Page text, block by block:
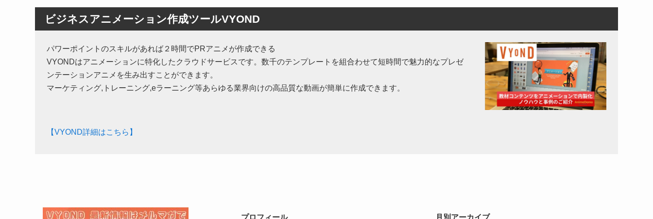
ビジネスアニメーション作成ツールVYOND
パワーポイントのスキルがあれば２時間でPRアニメが作成できる
VYONDはアニメーションに特化したクラウドサービスです。数千のテンプレートを組合わせて短時間で魅力的なプレゼ
ンテーションアニメを生み出すことができます。
マーケティング,トレーニング,eラーニング等あらゆる業界向けの高品質な動画が簡単に作成できます。
【VYOND詳細はこちら】
プロフィール 月別アーカイブ